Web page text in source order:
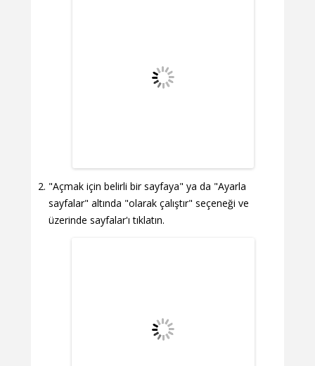
"Açmak için belirli bir sayfaya" ya da "Ayarla
sayfalar" altında "olarak çalıştır" seçeneği ve
üzerinde sayfalar'ı tıklatın.